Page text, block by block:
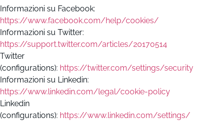
Informazioni su Facebook:
https://www.facebook.com/help/cookies/
Informazioni su Twitter:
https://support.twitter.com/articles/20170514
Twitter
(configurations): https://twitter.com/settings/security
Informazioni su Linkedin:
https://www.linkedin.com/legal/cookie-policy
Linkedin
(configurations): https://www.linkedin.com/settings/